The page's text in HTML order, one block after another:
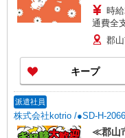
時
通費全
郡
キープ
派遣社員
株式会社kotrio /●SD-H-
≪郡山